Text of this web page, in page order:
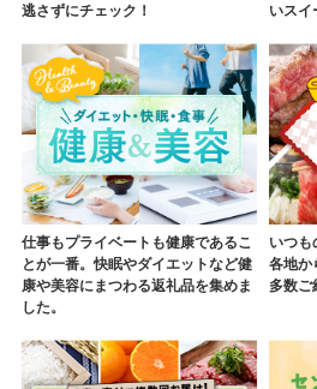
逃さずにチェック！
いスイ
仕事もプライベートも健康であるこ
とが一番。快眠やダイエットなど健
康や美容にまつわる返礼品を集めま
した。
いつも
各地か
多数ご